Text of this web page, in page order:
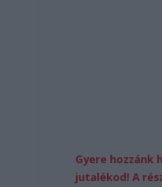
Gyere hozzánk
jutalékod! A